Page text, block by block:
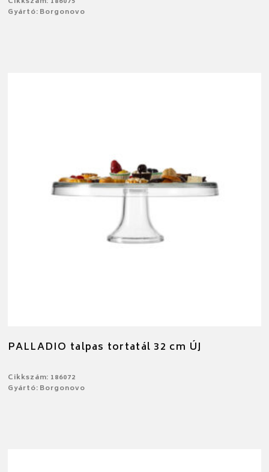
Gyártó: Borgonovo
PALLADIO talpas tortatál 32 cm ÚJ
Cikkszám: 186072
Gyártó: Borgonovo